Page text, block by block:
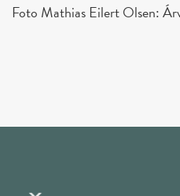
Foto Mathias Eilert Olsen: